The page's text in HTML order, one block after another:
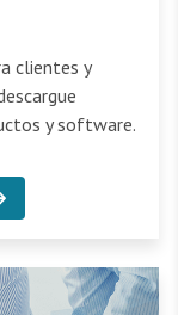
clientes y
y software.